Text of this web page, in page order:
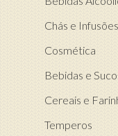
Chás e Infusões
Cosmética
Bebidas e
Cereais e
Temperos